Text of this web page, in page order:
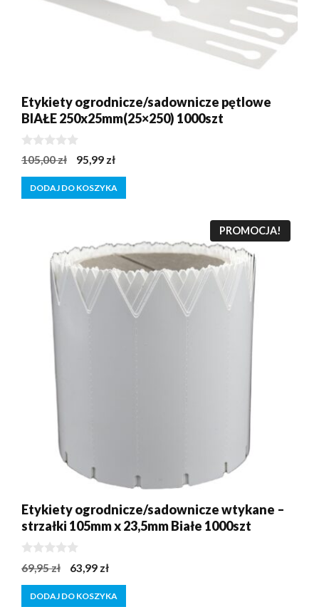
Etykiety ogrodnicze/sadownicze pętlowe
BIAŁE 250x25mm(25×250) 1000szt
0
z
5
105,00zł
Pierwotna
cena
wynosiła:
95,99 złAktualna
cena
wynosi:
DODAJ DO KOSZYKA
PROMOCJA!
Etykiety ogrodnicze/sadownicze wtykane –
strzałki 105mm x 23,5mm Białe 1000szt
0
z
5
69,95zł
Pierwotna
cena
wynosiła:
63,99 złAktualna
cena
wynosi:
DODAJ DO KOSZYKA